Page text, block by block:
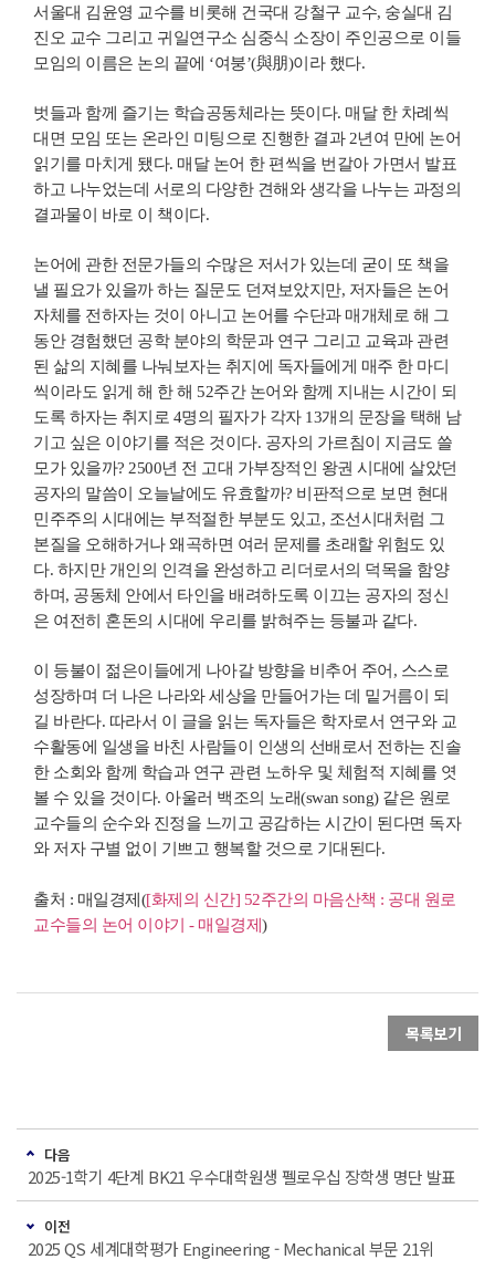
서울대 김윤영 교수를 비롯해 건국대 강철구 교수, 숭실대 김
진오 교수 그리고 귀일연구소 심중식 소장이 주인공으로 이들
모임의 이름은 논의 끝에 ‘여붕’(與朋)이라 했다.
벗들과 함께 즐기는 학습공동체라는 뜻이다. 매달 한 차례씩
대면 모임 또는 온라인 미팅으로 진행한 결과 2년여 만에 논어
읽기를 마치게 됐다. 매달 논어 한 편씩을 번갈아 가면서 발표
하고 나누었는데 서로의 다양한 견해와 생각을 나누는 과정의
결과물이 바로 이 책이다.
논어에 관한 전문가들의 수많은 저서가 있는데 굳이 또 책을
낼 필요가 있을까 하는 질문도 던져보았지만, 저자들은 논어
자체를 전하자는 것이 아니고 논어를 수단과 매개체로 해 그
동안 경험했던 공학 분야의 학문과 연구 그리고 교육과 관련
된 삶의 지혜를 나눠보자는 취지에 독자들에게 매주 한 마디
씩이라도 읽게 해 한 해 52주간 논어와 함께 지내는 시간이 되
도록 하자는 취지로 4명의 필자가 각자 13개의 문장을 택해 남
기고 싶은 이야기를 적은 것이다. 공자의 가르침이 지금도 쓸
모가 있을까? 2500년 전 고대 가부장적인 왕권 시대에 살았던
공자의 말씀이 오늘날에도 유효할까? 비판적으로 보면 현대
민주주의 시대에는 부적절한 부분도 있고, 조선시대처럼 그
본질을 오해하거나 왜곡하면 여러 문제를 초래할 위험도 있
다. 하지만 개인의 인격을 완성하고 리더로서의 덕목을 함양
하며, 공동체 안에서 타인을 배려하도록 이끄는 공자의 정신
은 여전히 혼돈의 시대에 우리를 밝혀주는 등불과 같다.
이 등불이 젊은이들에게 나아갈 방향을 비추어 주어, 스스로
성장하며 더 나은 나라와 세상을 만들어가는 데 밑거름이 되
길 바란다. 따라서 이 글을 읽는 독자들은 학자로서 연구와 교
수활동에 일생을 바친 사람들이 인생의 선배로서 전하는 진솔
한 소회와 함께 학습과 연구 관련 노하우 및 체험적 지혜를 엿
볼 수 있을 것이다. 아울러 백조의 노래(swan song) 같은 원로
교수들의 순수와 진정을 느끼고 공감하는 시간이 된다면 독자
와 저자 구별 없이 기쁘고 행복할 것으로 기대된다.
출처 : 매일경제([화제의 신간] 52주간의 마음산책 : 공대 원로
교수들의 논어 이야기 - 매일경제)
목록보기
다음
2025-1학기 4단계 BK21 우수대학원생 펠로우십 장학생 명단 발표
이전
2025 QS 세계대학평가 Engineering - Mechanical 부문 21위